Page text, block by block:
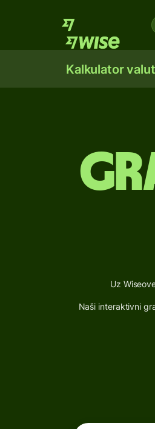
Kalkulator
Uz
Naši interaktivni